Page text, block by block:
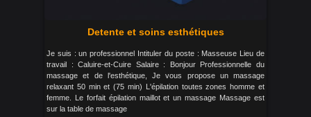
Detente et soins esthétiques
Je suis : un professionnel Intituler du poste : Masseuse Lieu de
travail : Caluire-et-Cuire Salaire : Bonjour Professionnelle du
massage et de l'esthétique, Je vous propose un massage
relaxant 50 min et (75 min) L'épilation toutes zones homme et
femme. Le forfait épilation maillot et un massage Massage est
sur la table de massage